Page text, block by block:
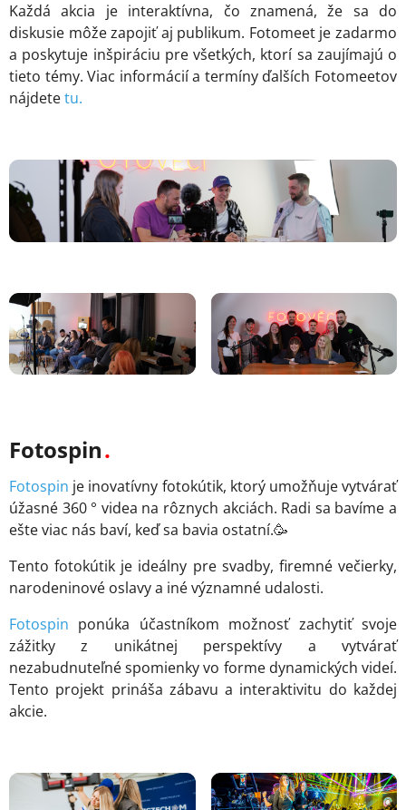
Každá akcia je interaktívna, čo znamená, že sa do
diskusie môže zapojiť aj publikum. Fotomeet je zadarmo
a poskytuje inšpiráciu pre všetkých, ktorí sa zaujímajú o
tieto témy. Viac informácií a termíny ďalších Fotomeetov
nájdetetu.
Fotospin
Fotospin je inovatívny fotokútik, ktorý umožňuje vytvárať
úžasné 360 ° videa na rôznych akciách. Radi sa bavíme a
ešte viac nás baví, keď sa bavia ostatní.🥳
Tento fotokútik je ideálny pre svadby, firemné večierky,
narodeninové oslavy a iné významné udalosti.
Fotospin ponúka účastníkom možnosť zachytiť svoje
zážitky z unikátnej perspektívy a vytvárať
nezabudnuteľné spomienky vo forme dynamických videí.
Tento projekt prináša zábavu a interaktivitu do každej
akcie.